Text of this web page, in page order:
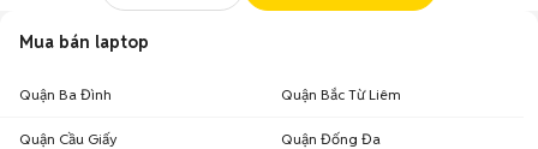
Mua bán laptop
Quận Ba Đình Quận Bắc Từ Liêm
Quận Cầu Giấy Quận Đống Đa